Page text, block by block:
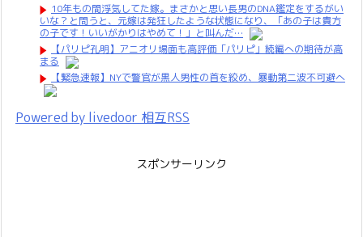
10年もの間浮気してた嫁。まさかと思い長男のDNA鑑定をするがい
いな？と問うと、元嫁は発狂したような状態になり、「あの子は貴方
の子です！いいがかりはやめて！」と叫んだ…
【パリピ孔明】アニオリ場面も高評価「パリピ」続編への期待が高
まる
【緊急速報】NYで警官が黒人男性の首を絞め、暴動第二波不可避へ
Powered by livedoor 相互RSS
スポンサーリンク